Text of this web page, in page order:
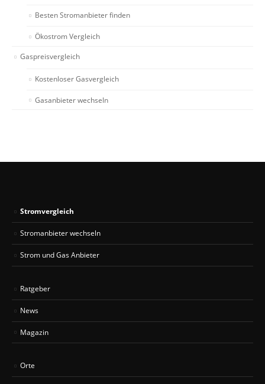
Besten Stromanbieter finden
Ökostrom Vergleich
Gaspreisvergleich
Kostenloser Gasvergleich
Gasanbieter wechseln
Stromvergleich
Stromanbieter wechseln
Strom und Gas Anbieter
Ratgeber
News
Magazin
Orte